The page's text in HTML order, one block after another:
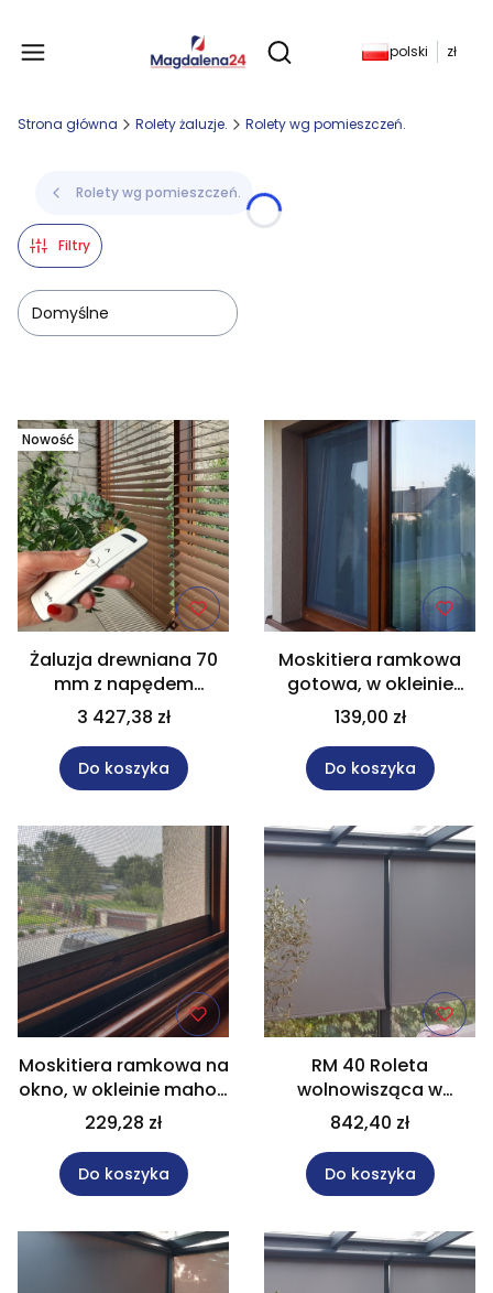
Otwórz wyszukiwarkę
Produkty w
polski zł
Strona główna Rolety żaluzje. Rolety wg pomieszczeń.
Rolety wg pomieszczeń.
Filtry
Domyślne
Nowość
Żaluzja drewniana 70
mm z napędem
bateryjnym w rozm.
130x230 cm Na wymiar
3 427,38 zł
Do koszyka
Moskitiera ramkowa
gotowa, w okleinie
złoty dąb rozm. 70x120
cm
139,00 zł
Do koszyka
Moskitiera ramkowa na
okno, w okleinie mahoń
rozm. 722x1273 mm MR
WYPRZEDAŻ
229,28 zł
Do koszyka
RM 40 Roleta
wolnowisząca w
kasecie rozm. 169x180
cm
842,40 zł
Do koszyka